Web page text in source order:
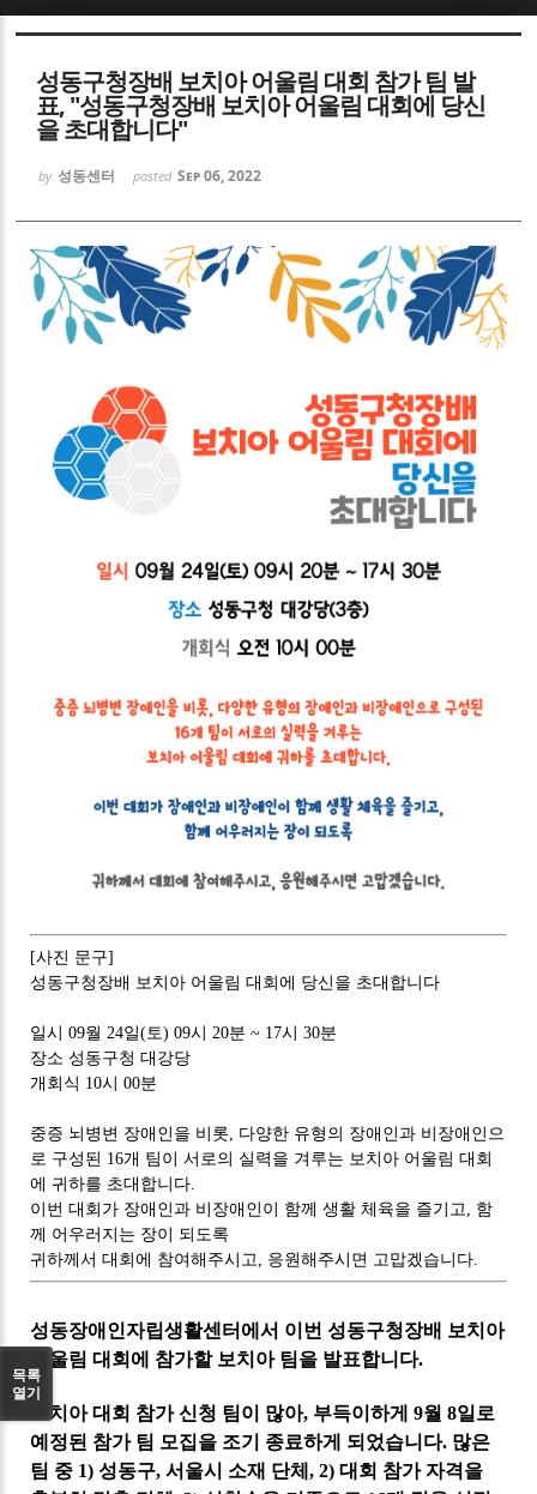
성동구청장배 보치아 어울림 대회 참가 팀 발
표, "성동구청장배 보치아 어울림 대회에 당신
을 초대합니다"
by 성동센터 posted Sep 06, 2022
[사진 문구]
성동구청장배 보치아 어울림 대회에 당신을 초대합니다
일시 09월 24일(토) 09시 20분 ~ 17시 30분
장소 성동구청 대강당
개회식 10시 00분
중증 뇌병변 장애인을 비롯, 다양한 유형의 장애인과 비장애인으
로 구성된 16개 팀이 서로의 실력을 겨루는 보치아 어울림 대회
에 귀하를 초대합니다.
이번 대회가 장애인과 비장애인이 함께 생활 체육을 즐기고, 함
께 어우러지는 장이 되도록
귀하께서 대회에 참여해주시고, 응원해주시면 고맙겠습니다.
성동장애인자립생활센터에서 이번 성동구청장배 보치아
어울림 대회에 참가할 보치아 팀을 발표합니다.
보치아 대회 참가 신청 팀이 많아, 부득이하게 9월 8일로
예정된 참가 팀 모집을 조기 종료하게 되었습니다. 많은
팀 중 1) 성동구, 서울시 소재 단체, 2) 대회 참가 자격을
목록
열기
Sketchbook5, 스케치북5
Sketchbook5, 스케치북5